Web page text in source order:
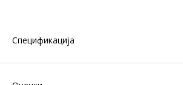
Спецификација